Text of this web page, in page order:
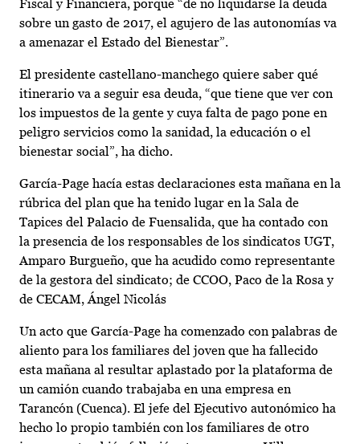
Fiscal y Financiera, porque “de no liquidarse la deuda
sobre un gasto de 2017, el agujero de las autonomías va
a amenazar el Estado del Bienestar”.
El presidente castellano-manchego quiere saber qué
itinerario va a seguir esa deuda, “que tiene que ver con
los impuestos de la gente y cuya falta de pago pone en
peligro servicios como la sanidad, la educación o el
bienestar social”, ha dicho.
García-Page hacía estas declaraciones esta mañana en la
rúbrica del plan que ha tenido lugar en la Sala de
Tapices del Palacio de Fuensalida, que ha contado con
la presencia de los responsables de los sindicatos UGT,
Amparo Burgueño, que ha acudido como representante
de la gestora del sindicato; de CCOO, Paco de la Rosa y
de CECAM, Ángel Nicolás
Un acto que García-Page ha comenzado con palabras de
aliento para los familiares del joven que ha fallecido
esta mañana al resultar aplastado por la plataforma de
un camión cuando trabajaba en una empresa en
Tarancón (Cuenca). El jefe del Ejecutivo autonómico ha
hecho lo propio también con los familiares de otro